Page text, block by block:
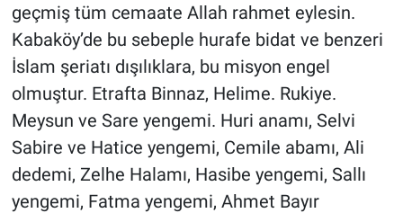
geçmiş tüm cemaate Allah rahmet eylesin.
Kabaköy’de bu sebeple hurafe bidat ve benzeri
İslam şeriatı dışılıklara, bu misyon engel
olmuştur. Etrafta Binnaz, Helime. Rukiye.
Meysun ve Sare yengemi. Huri anamı, Selvi
Sabire ve Hatice yengemi, Cemile abamı, Ali
dedemi, Zelhe Halamı, Hasibe yengemi, Sallı
yengemi, Fatma yengemi, Ahmet Bayır